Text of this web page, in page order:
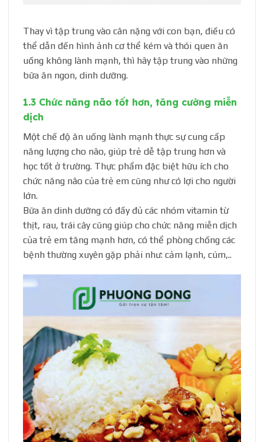
Thay vì tập trung vào cân nặng với con bạn, điều có
thể dẫn đến hình ảnh cơ thể kém và thói quen ăn
uống không lành mạnh, thì hãy tập trung vào những
bữa ăn ngon, dinh dưỡng.
1.3 Chức năng não tốt hơn, tăng cường miễn
dịch
Một chế độ ăn uống lành mạnh thực sự cung cấp
năng lượng cho não, giúp trẻ dễ tập trung hơn và
học tốt ở trường. Thực phẩm đặc biệt hữu ích cho
chức năng não của trẻ em cũng như có lợi cho người
lớn.
Bữa ăn dinh dưỡng có đầy đủ các nhóm vitamin từ
thịt, rau, trái cây cũng giúp cho chức năng miễn dịch
của trẻ em tăng mạnh hơn, có thể phòng chống các
bệnh thường xuyên gặp phải như: cảm lạnh, cúm,..